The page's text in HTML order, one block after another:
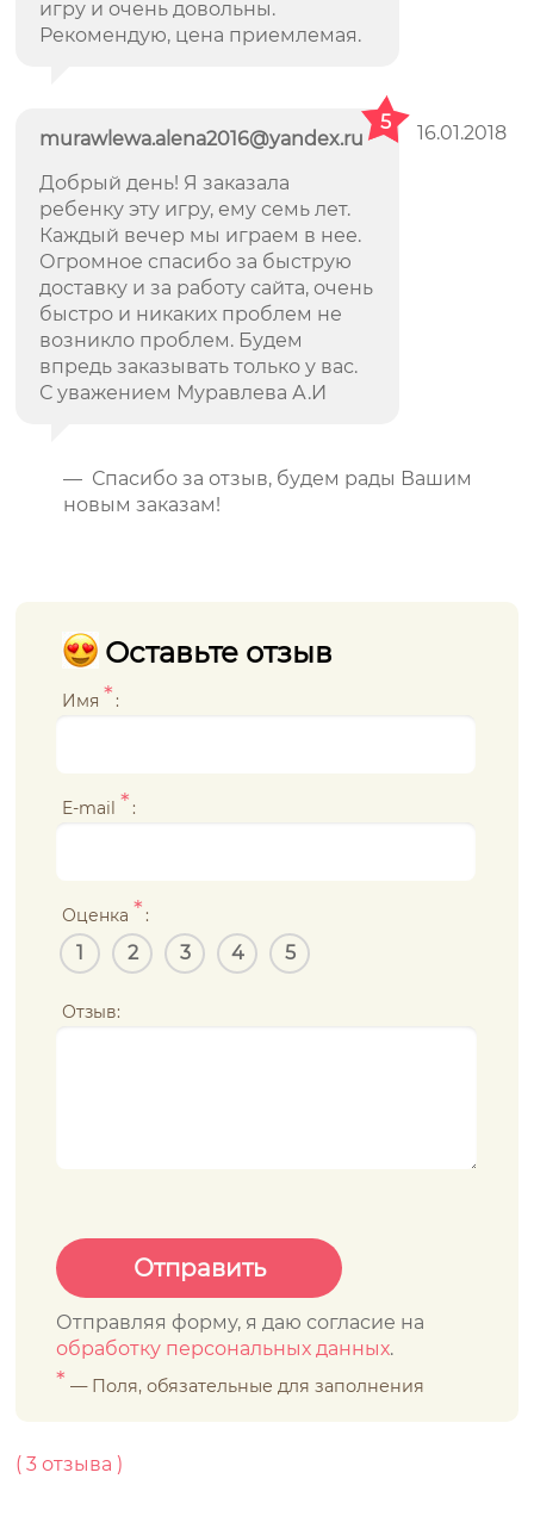
игру и очень довольны.
Рекомендую, цена приемлемая.
murawlewa.alena2016@yandex.ru 16.01.2018
5
Добрый день! Я заказала
ребенку эту игру, ему семь лет.
Каждый вечер мы играем в нее.
Огромное спасибо за быструю
доставку и за работу сайта, очень
быстро и никаких проблем не
возникло проблем. Будем
впредь заказывать только у вас.
С уважением Муравлева А.И
— Спасибо за отзыв, будем рады Вашим
новым заказам!
Оставьте отзыв
Имя * :
E-mail * :
Оценка * :
1 2 3 4 5
Отзыв:
Отправляя форму, я даю согласие на
обработку персональных данных.
* — Поля, обязательные для заполнения
(3 отзывa )